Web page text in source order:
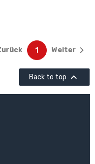
1 Weiter 
Back to top 